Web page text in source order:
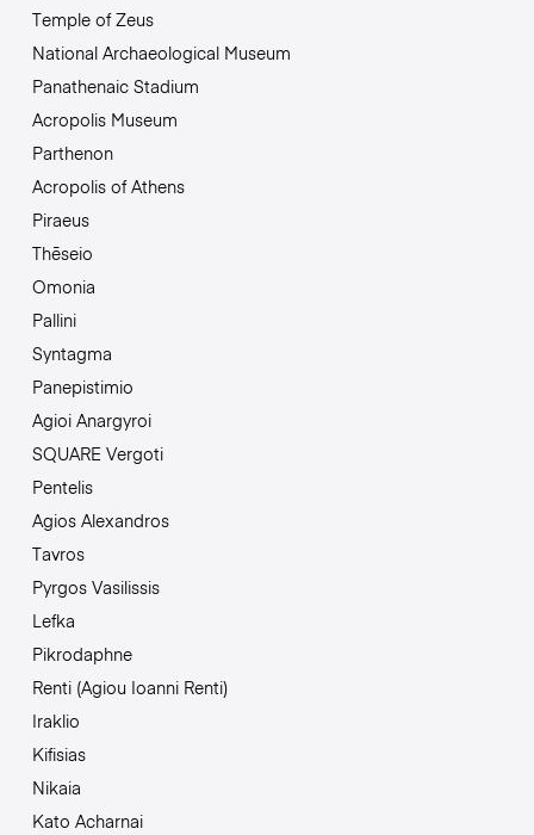
Temple of Zeus
National Archaeological Museum
Panathenaic Stadium
Acropolis Museum
Parthenon
Acropolis of Athens
Piraeus
Thēseio
Omonia
Pallini
Syntagma
Panepistimio
Agioi Anargyroi
SQUARE Vergoti
Pentelis
Agios Alexandros
Tavros
Pyrgos Vasilissis
Lefka
Pikrodaphne
Renti (Agiou Ioanni Renti)
Iraklio
Kifisias
Nikaia
Kato Acharnai